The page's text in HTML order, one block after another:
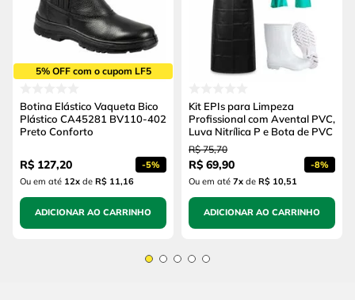
5% OFF com o cupom LF5
Botina Elástico Vaqueta Bico
Plástico CA45281 BV110-402
Preto Conforto
R$ 127,20 -5%
Ou em até 12x de R$ 11,16
ADICIONAR AO CARRINHO
Kit EPIs para Limpeza
Profissional com Avental PVC,
Luva Nitrílica P e Bota de PVC
R$ 75,70
R$ 69,90 -8%
Ou em até 7x de R$ 10,51
ADICIONAR AO CARRINHO